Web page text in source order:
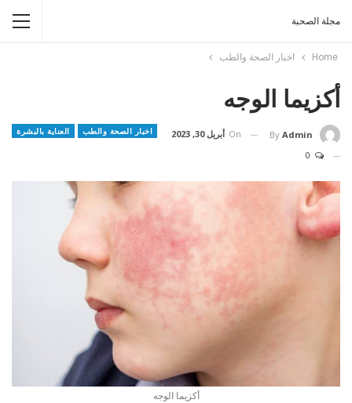
مجلة الصحبة
Home اخبار الصحة والطب
أكزيما الوجه
اخبار الصحة والطب العناية بالبشرة By Admin
On أبريل 30, 2023
أكزيما الوجه